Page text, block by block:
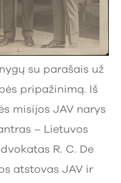
su parašais už
pripažinimą. Iš
misijos JAV narys
– Lietuvos
R. C. De
atstovas JAV ir